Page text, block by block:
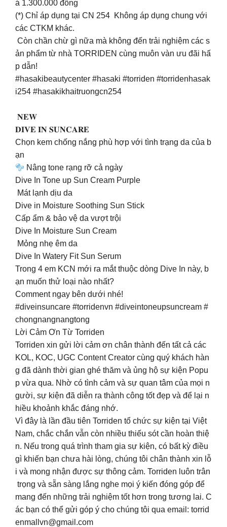
á 1.300.000 đồng
(*) Chỉ áp dụng tại CN 254 Không áp dụng chung với
các CTKM khác.
Còn chần chừ gì nữa mà không đến trải nghiệm các s
ản phẩm từ nhà TORRIDEN cùng muôn vàn ưu đãi hấ
p dẫn!
#hasakibeautycenter #hasaki #torriden #torridenhasak
i254 #hasakikhaitruongcn254
𝐍𝐄𝐖
𝐃𝐈𝐕𝐄 𝐈𝐍 𝐒𝐔𝐍𝐂𝐀𝐑𝐄
Chọn kem chống nắng phù hợp với tình trạng da của b
ạn
Nâng tone rạng rỡ cả ngày
Dive In Tone up Sun Cream Purple
Mát lạnh dịu da
Dive in Moisture Soothing Sun Stick
Cấp ẩm & bảo vệ da vượt trội
Dive In Moisture Sun Cream
Mỏng nhẹ êm da
Dive In Watery Fit Sun Serum
Trong 4 em KCN mới ra mắt thuộc dòng Dive In này, b
ạn muốn thử loại nào nhất?
Comment ngay bên dưới nhé!
#diveinsuncare #torridenvn #diveintoneupsuncream #
chongnangnangtong
Lời Cảm Ơn Từ Torriden
Torriden xin gửi lời cảm ơn chân thành đến tất cả các
KOL, KOC, UGC Content Creator cùng quý khách hàn
g đã dành thời gian ghé thăm và ủng hộ sự kiện Popu
p vừa qua. Nhờ có tình cảm và sự quan tâm của mọi n
gười, sự kiện đã diễn ra thành công tốt đẹp và để lại n
hiều khoảnh khắc đáng nhớ.
Vì đây là lần đầu tiên Torriden tổ chức sự kiện tại Việt
Nam, chắc chắn vẫn còn nhiều thiếu sót cần hoàn thiệ
n. Nếu trong quá trình tham gia sự kiện, có bất kỳ điều
gì khiến bạn chưa hài lòng, chúng tôi chân thành xin lỗ
i và mong nhận được sự thông cảm. Torriden luôn trân
trọng và sẵn sàng lắng nghe mọi ý kiến đóng góp để
mang đến những trải nghiệm tốt hơn trong tương lai. C
ác bạn có thể gửi góp ý cho chúng tôi qua email: torrid
enmallvn@gmail.com